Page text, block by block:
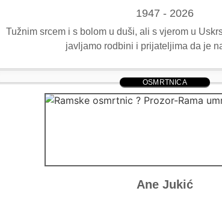
1947 - 2026
Tužnim srcem i s bolom u duši, ali s vjerom u
javljamo rodbini i prijateljima da je
OSMRTNICA
Ane Jukić